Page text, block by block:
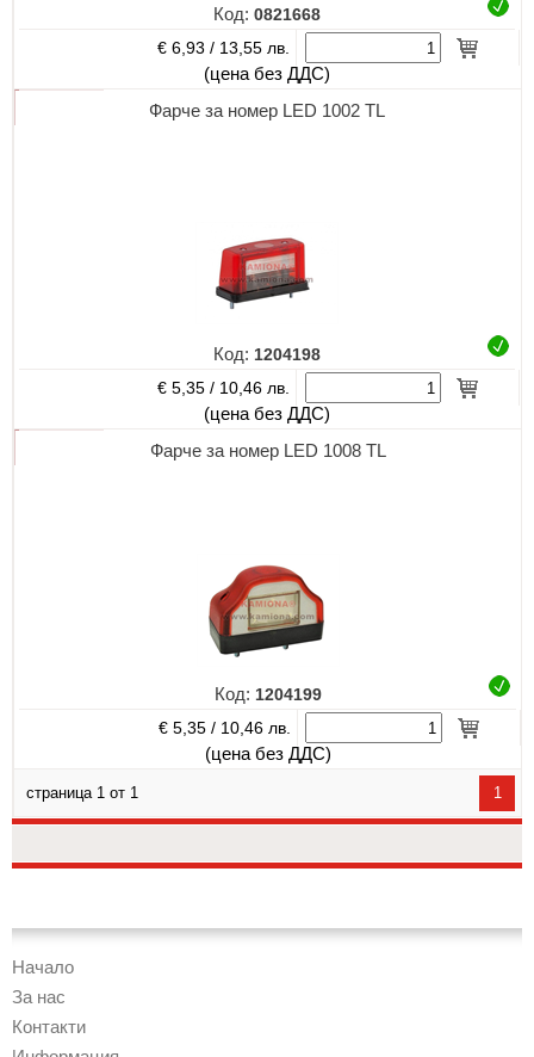
Код: 0821668
€ 6,93 / 13,55 лв.
(цена без ДДС)
Фарче за номер LED 1002 TL
Код: 1204198
€ 5,35 / 10,46 лв.
(цена без ДДС)
Фарче за номер LED 1008 TL
Код: 1204199
€ 5,35 / 10,46 лв.
(цена без ДДС)
страница 1 от 1 1
Начало
За нас
Контакти